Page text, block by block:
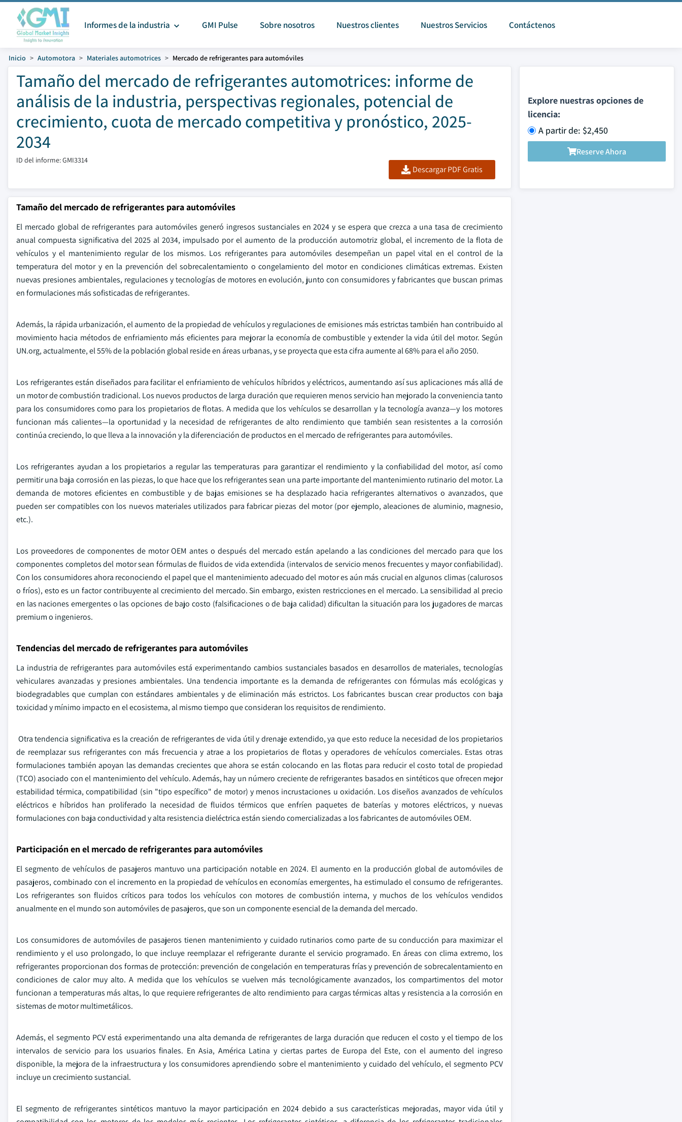
Informes de la industria GMI Pulse Sobre nosotros Nuestros clientes Nuestros Servicios Contáctenos
Inicio Automotora Materiales automotrices Mercado de refrigerantes para automóviles
Tamaño del mercado de refrigerantes automotrices: informe de
análisis de la industria, perspectivas regionales, potencial de
crecimiento, cuota de mercado competitiva y pronóstico, 2025-
2034
ID del informe: GMI3314
Descargar PDF Gratis
Explore nuestras opciones de
licencia:
A partir de: $2,450
Reserve Ahora
Tamaño del mercado de refrigerantes para automóviles
El mercado global de refrigerantes para automóviles generó ingresos sustanciales en 2024 y se espera que crezca a una tasa de crecimiento
anual compuesta significativa del 2025 al 2034, impulsado por el aumento de la producción automotriz global, el incremento de la flota de
vehículos y el mantenimiento regular de los mismos. Los refrigerantes para automóviles desempeñan un papel vital en el control de la
temperatura del motor y en la prevención del sobrecalentamiento o congelamiento del motor en condiciones climáticas extremas. Existen
nuevas presiones ambientales, regulaciones y tecnologías de motores en evolución, junto con consumidores y fabricantes que buscan primas
en formulaciones más sofisticadas de refrigerantes.
Además, la rápida urbanización, el aumento de la propiedad de vehículos y regulaciones de emisiones más estrictas también han contribuido al
movimiento hacia métodos de enfriamiento más eficientes para mejorar la economía de combustible y extender la vida útil del motor. Según
UN.org, actualmente, el 55% de la población global reside en áreas urbanas, y se proyecta que esta cifra aumente al 68% para el año 2050.
Los refrigerantes están diseñados para facilitar el enfriamiento de vehículos híbridos y eléctricos, aumentando así sus aplicaciones más allá de
un motor de combustión tradicional. Los nuevos productos de larga duración que requieren menos servicio han mejorado la conveniencia tanto
para los consumidores como para los propietarios de flotas. A medida que los vehículos se desarrollan y la tecnología avanza—y los motores
funcionan más calientes—la oportunidad y la necesidad de refrigerantes de alto rendimiento que también sean resistentes a la corrosión
continúa creciendo, lo que lleva a la innovación y la diferenciación de productos en el mercado de refrigerantes para automóviles.
Los refrigerantes ayudan a los propietarios a regular las temperaturas para garantizar el rendimiento y la confiabilidad del motor, así como
permitir una baja corrosión en las piezas, lo que hace que los refrigerantes sean una parte importante del mantenimiento rutinario del motor. La
demanda de motores eficientes en combustible y de bajas emisiones se ha desplazado hacia refrigerantes alternativos o avanzados, que
pueden ser compatibles con los nuevos materiales utilizados para fabricar piezas del motor (por ejemplo, aleaciones de aluminio, magnesio,
etc.).
Los proveedores de componentes de motor OEM antes o después del mercado están apelando a las condiciones del mercado para que los
componentes completos del motor sean fórmulas de fluidos de vida extendida (intervalos de servicio menos frecuentes y mayor confiabilidad).
Con los consumidores ahora reconociendo el papel que el mantenimiento adecuado del motor es aún más crucial en algunos climas (calurosos
o fríos), esto es un factor contribuyente al crecimiento del mercado. Sin embargo, existen restricciones en el mercado. La sensibilidad al precio
en las naciones emergentes o las opciones de bajo costo (falsificaciones o de baja calidad) dificultan la situación para los jugadores de marcas
premium o ingenieros.
Tendencias del mercado de refrigerantes para automóviles
La industria de refrigerantes para automóviles está experimentando cambios sustanciales basados en desarrollos de materiales, tecnologías
vehiculares avanzadas y presiones ambientales. Una tendencia importante es la demanda de refrigerantes con fórmulas más ecológicas y
biodegradables que cumplan con estándares ambientales y de eliminación más estrictos. Los fabricantes buscan crear productos con baja
toxicidad y mínimo impacto en el ecosistema, al mismo tiempo que consideran los requisitos de rendimiento.
Otra tendencia significativa es la creación de refrigerantes de vida útil y drenaje extendido, ya que esto reduce la necesidad de los propietarios
de reemplazar sus refrigerantes con más frecuencia y atrae a los propietarios de flotas y operadores de vehículos comerciales. Estas otras
formulaciones también apoyan las demandas crecientes que ahora se están colocando en las flotas para reducir el costo total de propiedad
(TCO) asociado con el mantenimiento del vehículo. Además, hay un número creciente de refrigerantes basados en sintéticos que ofrecen mejor
estabilidad térmica, compatibilidad (sin "tipo específico" de motor) y menos incrustaciones u oxidación. Los diseños avanzados de vehículos
eléctricos e híbridos han proliferado la necesidad de fluidos térmicos que enfríen paquetes de baterías y motores eléctricos, y nuevas
formulaciones con baja conductividad y alta resistencia dieléctrica están siendo comercializadas a los fabricantes de automóviles OEM.
Participación en el mercado de refrigerantes para automóviles
El segmento de vehículos de pasajeros mantuvo una participación notable en 2024. El aumento en la producción global de automóviles de
pasajeros, combinado con el incremento en la propiedad de vehículos en economías emergentes, ha estimulado el consumo de refrigerantes.
Los refrigerantes son fluidos críticos para todos los vehículos con motores de combustión interna, y muchos de los vehículos vendidos
anualmente en el mundo son automóviles de pasajeros, que son un componente esencial de la demanda del mercado.
Los consumidores de automóviles de pasajeros tienen mantenimiento y cuidado rutinarios como parte de su conducción para maximizar el
rendimiento y el uso prolongado, lo que incluye reemplazar el refrigerante durante el servicio programado. En áreas con clima extremo, los
refrigerantes proporcionan dos formas de protección: prevención de congelación en temperaturas frías y prevención de sobrecalentamiento en
condiciones de calor muy alto. A medida que los vehículos se vuelven más tecnológicamente avanzados, los compartimentos del motor
funcionan a temperaturas más altas, lo que requiere refrigerantes de alto rendimiento para cargas térmicas altas y resistencia a la corrosión en
sistemas de motor multimetálicos.
Además, el segmento PCV está experimentando una alta demanda de refrigerantes de larga duración que reducen el costo y el tiempo de los
intervalos de servicio para los usuarios finales. En Asia, América Latina y ciertas partes de Europa del Este, con el aumento del ingreso
disponible, la mejora de la infraestructura y los consumidores aprendiendo sobre el mantenimiento y cuidado del vehículo, el segmento PCV
incluye un crecimiento sustancial.
El segmento de refrigerantes sintéticos mantuvo la mayor participación en 2024 debido a sus características mejoradas, mayor vida útil y